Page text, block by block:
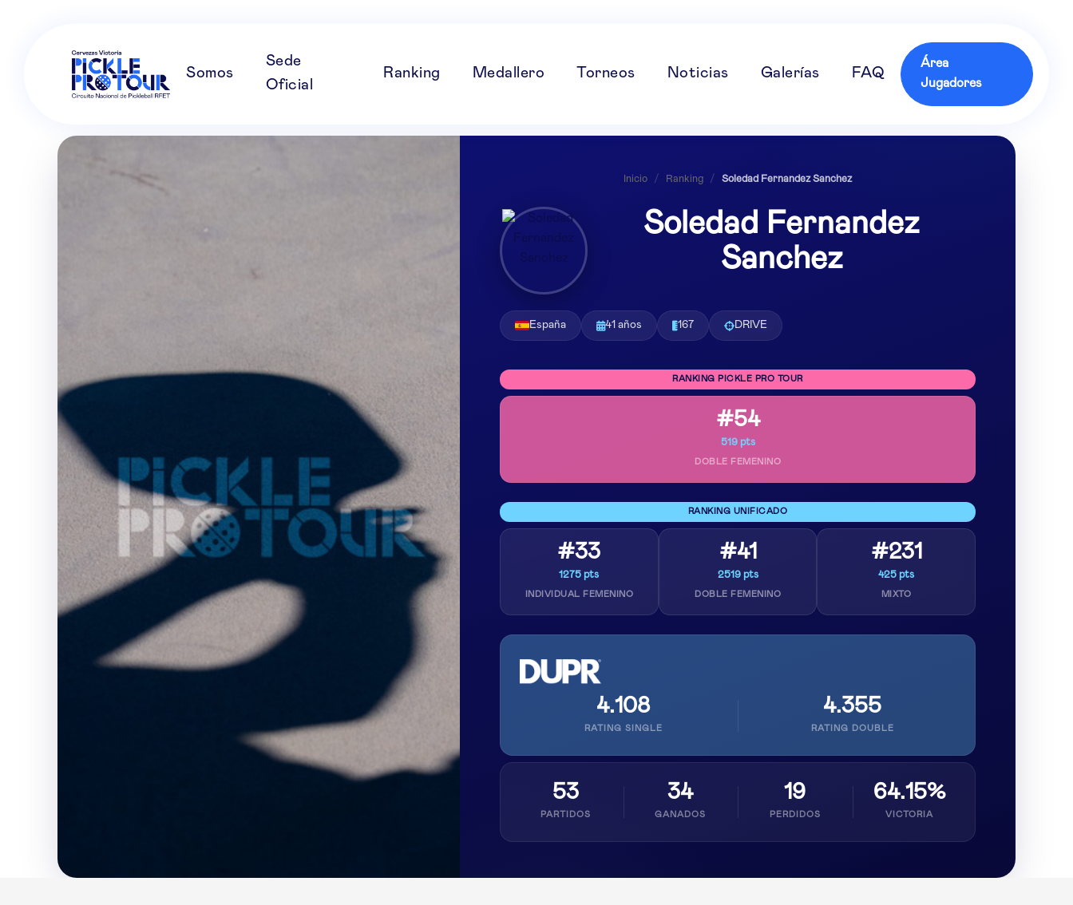
Somos
Sede
Oficial
Ranking Medallero Torneos Noticias Galerías FAQ
Área
Jugadores
Inicio / Ranking / Soledad Fernandez Sanchez
Soledad Fernandez
Sanchez
España 41 años 167 DRIVE
RANKING PICKLE PRO TOUR
#54
519 pts
DOBLE FEMENINO
RANKING UNIFICADO
#33
1275 pts
INDIVIDUAL FEMENINO
#41
2519 pts
DOBLE FEMENINO
#231
425 pts
MIXTO
4.108
RATING SINGLE
4.355
RATING DOUBLE
53
PARTIDOS
34
GANADOS
19
PERDIDOS
64.15%
VICTORIA